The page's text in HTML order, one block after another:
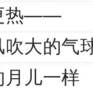
热——
大的气
儿一样